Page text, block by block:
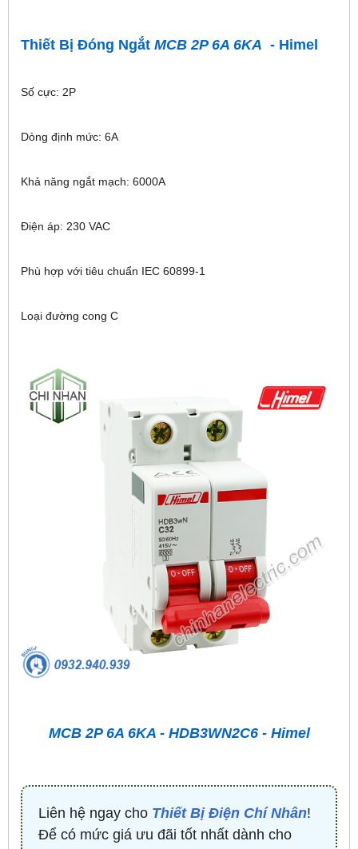
Thiết Bị Đóng Ngắt MCB 2P 6A 6KA - Himel
Số cực: 2P
Dòng định mức: 6A
Khả năng ngắt mạch: 6000A
Điện áp: 230 VAC
Phù hợp với tiêu chuẩn IEC 60899-1
Loại đường cong C
MCB 2P 6A 6KA - HDB3WN2C6 - Himel
Liên hệ ngay cho Thiết Bị Điện Chí Nhân!
Để có mức giá ưu đãi tốt nhất dành cho